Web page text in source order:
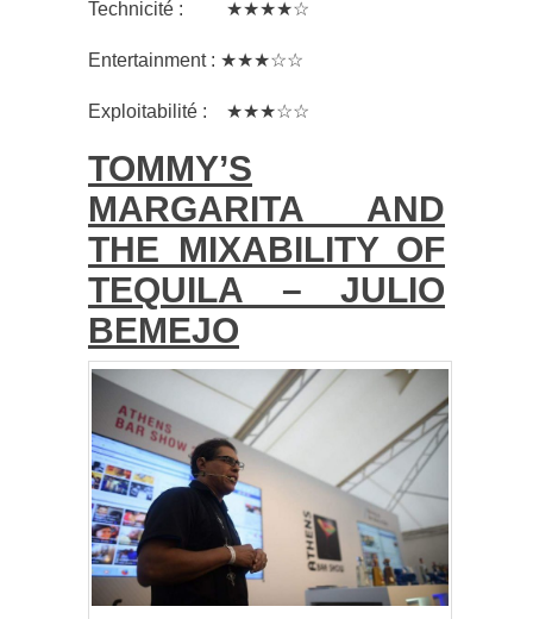
Technicité : ★★★★☆
Entertainment : ★★★☆☆
Exploitabilité : ★★★☆☆
TOMMY’S
MARGARITA AND
THE MIXABILITY OF
TEQUILA – JULIO
BEMEJO